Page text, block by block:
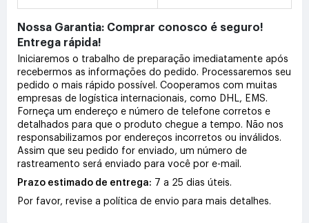
Nossa Garantia: Comprar conosco é seguro!
Entrega rápida!
Iniciaremos o trabalho de preparação imediatamente após
recebermos as informações do pedido. Processaremos seu
pedido o mais rápido possível. Cooperamos com muitas
empresas de logística internacionais, como DHL, EMS.
Forneça um endereço e número de telefone corretos e
detalhados para que o produto chegue a tempo. Não nos
responsabilizamos por endereços incorretos ou inválidos.
Assim que seu pedido for enviado, um número de
rastreamento será enviado para você por e-mail.
Prazo estimado de entrega: 7 a 25 dias úteis.
Por favor, revise a política de envio para mais detalhes.